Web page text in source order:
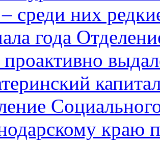
среди них
года
краю